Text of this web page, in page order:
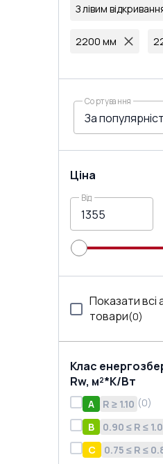
З лівим
2200 мм
Сортування
Ціна
Від
Показати всі
товари(0)
Клас
Rw, м²*K/Вт
A R ≥ 1.10 (0)
B
0.90 ≤ R ≤
C
0.75 ≤ R ≤